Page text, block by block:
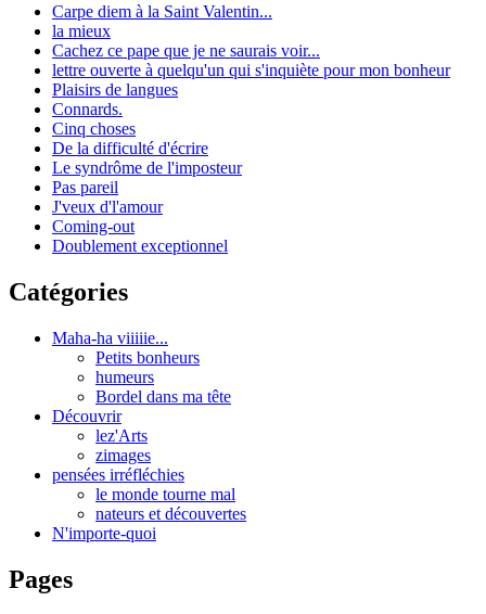
Carpe diem à la Saint Valentin...
la mieux
Cachez ce pape que je ne saurais voir...
lettre ouverte à quelqu'un qui s'inquiète pour mon bonheur
Plaisirs de langues
Connards.
Cinq choses
De la difficulté d'écrire
Le syndrôme de l'imposteur
Pas pareil
J'veux d'l'amour
Coming-out
Doublement exceptionnel
Catégories
Maha-ha viiiiie...
Petits bonheurs
humeurs
Bordel dans ma tête
Découvrir
lez'Arts
zimages
pensées irréfléchies
le monde tourne mal
nateurs et découvertes
N'importe-quoi
Pages